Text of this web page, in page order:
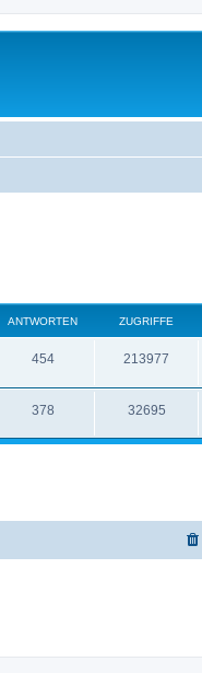
ANTWORTEN ZUGRIFFE
454 213977
378 32695